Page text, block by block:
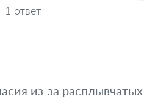
1 ответ
из-за